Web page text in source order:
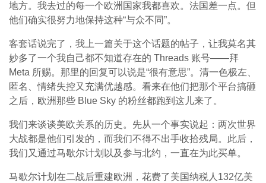
地方。我去过的每一个欧洲国家我都喜欢。法国差一点。但
他们确实很努力地保持这种“与众不同”。
客套话说完了，我上一篇关于这个话题的帖子，让我莫名其
妙多了一个我自己都不知道存在的 Threads 账号——拜
Meta 所赐。那里的回复可以说是“很有意思”。清一色极左、
匿名、情绪失控又充满优越感。看来在他们把那个平台搞砸
之后，欧洲那些 Blue Sky 的粉丝都跑到这儿来了。
我们来谈谈美欧关系的历史。先从一个事实说起：两次世界
大战都是他们引发的，而我们不得不出手收拾残局。此后，
我们又通过马歇尔计划以及参与北约，一直在为此买单。
马歇尔计划在二战后重建欧洲，花费了美国纳税人132亿美